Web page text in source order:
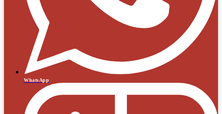
WhatsApp